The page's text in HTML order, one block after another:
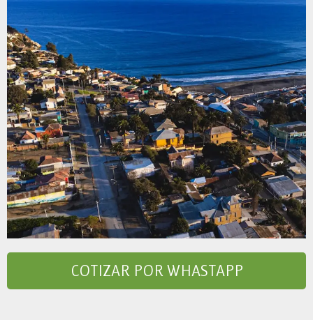
COTIZAR POR WHASTAPP